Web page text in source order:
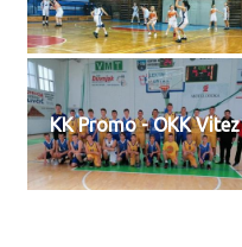
KK Promo - OKK Vitez